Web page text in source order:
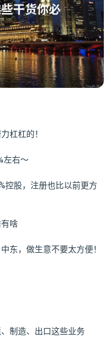
杠杠的！
左右～
控股，注册也比以前更方
啥
东，做生意不要太方便！
制造、出口这些业务